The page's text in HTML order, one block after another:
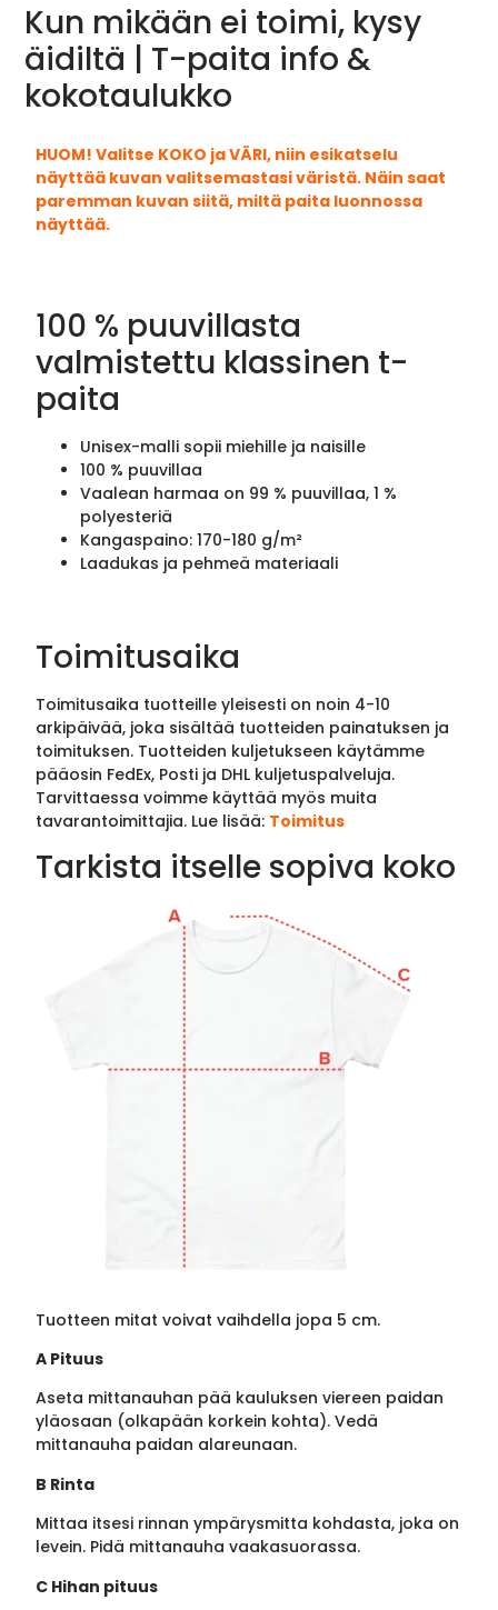
Kun mikään ei toimi, kysy
äidiltä | T-paita info &
kokotaulukko
HUOM! Valitse KOKO ja VÄRI, niin esikatselu
näyttää kuvan valitsemastasi väristä. Näin saat
paremman kuvan siitä, miltä paita luonnossa
näyttää.
100 % puuvillasta
valmistettu klassinen t-
paita
Unisex-malli sopii miehille ja naisille
100 % puuvillaa
Vaalean harmaa on 99 % puuvillaa, 1 %
polyesteriä
Kangaspaino: 170-180 g/m²
Laadukas ja pehmeä materiaali
Toimitusaika
Toimitusaika tuotteille yleisesti on noin 4-10
arkipäivää, joka sisältää tuotteiden painatuksen ja
toimituksen. Tuotteiden kuljetukseen käytämme
pääosin FedEx, Posti ja DHL kuljetuspalveluja.
Tarvittaessa voimme käyttää myös muita
tavarantoimittajia. Lue lisää: Toimitus
Tarkista itselle sopiva koko
Tuotteen mitat voivat vaihdella jopa 5 cm.
A Pituus
Aseta mittanauhan pää kauluksen viereen paidan
yläosaan (olkapään korkein kohta). Vedä
mittanauha paidan alareunaan.
B Rinta
Mittaa itsesi rinnan ympärysmitta kohdasta, joka on
levein. Pidä mittanauha vaakasuorassa.
C Hihan pituus